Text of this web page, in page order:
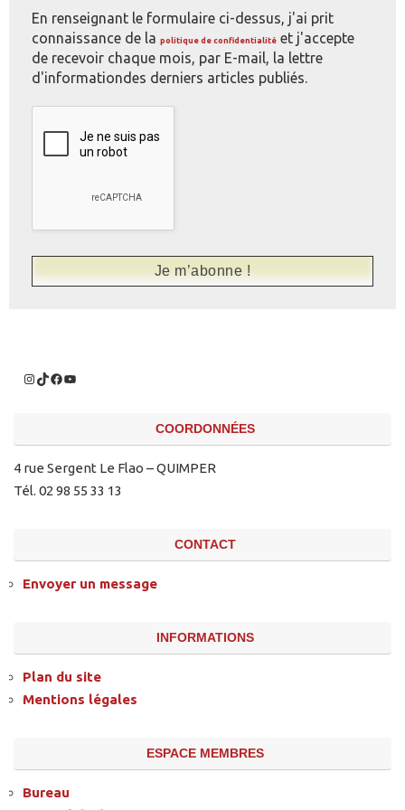
En renseignant le formulaire ci-dessus, j'ai prit
connaissance de la politique de confidentialité et j'accepte
de recevoir chaque mois, par E-mail, la lettre
d'informationdes derniers articles publiés.
COORDONNÉES
4 rue Sergent Le Flao – QUIMPER
Tél. 02 98 55 33 13
CONTACT
Envoyer un message
INFORMATIONS
Plan du site
Mentions légales
ESPACE MEMBRES
Bureau